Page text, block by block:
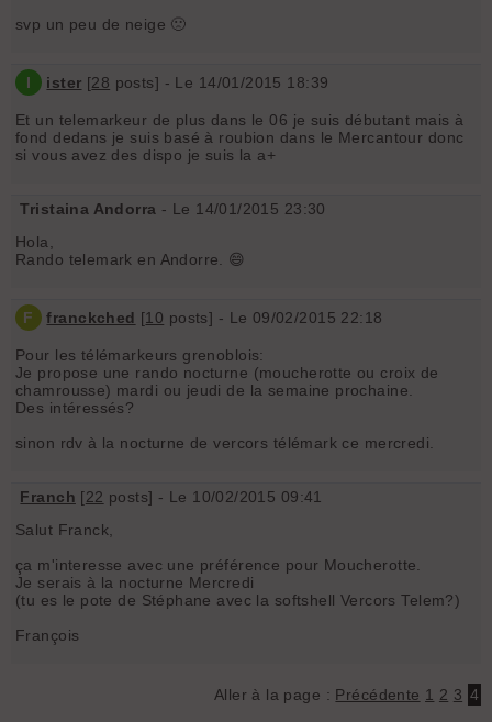
svp un peu de neige 🙁
I ister [28 posts] - Le 14/01/2015 18:39
Et un telemarkeur de plus dans le 06 je suis débutant mais à
fond dedans je suis basé à roubion dans le Mercantour donc
si vous avez des dispo je suis la a+
Tristaina Andorra - Le 14/01/2015 23:30
Hola,
Rando telemark en Andorre. 😄
F franckched [10 posts] - Le 09/02/2015 22:18
Pour les télémarkeurs grenoblois:
Je propose une rando nocturne (moucherotte ou croix de
chamrousse) mardi ou jeudi de la semaine prochaine.
Des intéressés?
sinon rdv à la nocturne de vercors télémark ce mercredi.
Franch [22 posts] - Le 10/02/2015 09:41
Salut Franck,
ça m'interesse avec une préférence pour Moucherotte.
Je serais à la nocturne Mercredi
(tu es le pote de Stéphane avec la softshell Vercors Telem?)
François
Aller à la page : Précédente 1 2 3 4